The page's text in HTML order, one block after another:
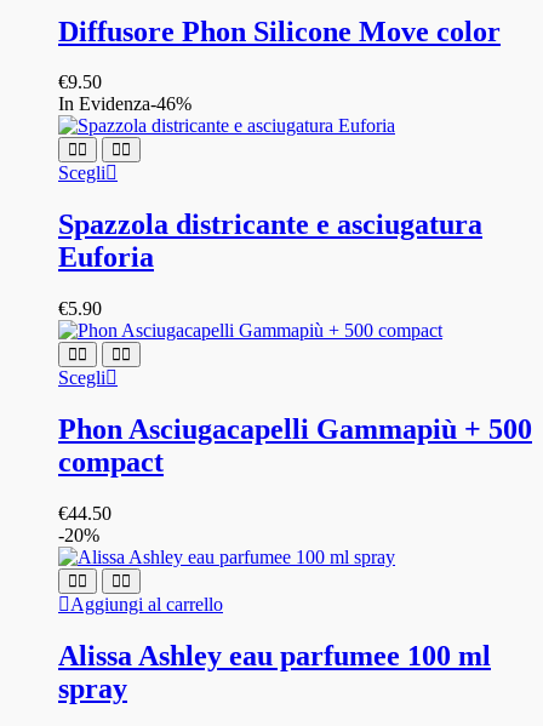
Diffusore Phon Silicone Move color
€9.50
In Evidenza-46%
Scegli
ha
più
varianti.
possono
essere
scelte
nella
del
prodotto
Spazzola districante e asciugatura
Euforia
€5.90
Scegli
più
varianti.
essere
scelte
nella
pagina
prodotto
Phon Asciugacapelli Gammapiù + 500
compact
€44.50
-20%
Aggiungi al carrello
Alissa Ashley eau parfumee 100 ml
spray